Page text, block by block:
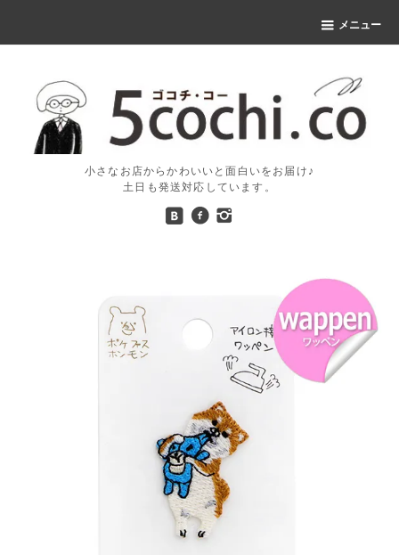
メニュー
小さなお店からかわいいと面白いをお届け♪
土日も発送対応しています。